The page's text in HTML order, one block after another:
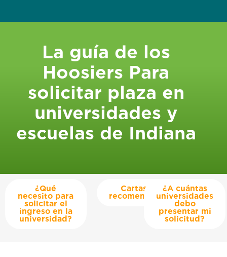
La guía de los
Hoosiers Para
solicitar plaza en
universidades y
escuelas de Indiana
¿Qué
necesito para
solicitar el
ingreso en la
universidad?
Cartas de
recomendación
¿A cuántas
universidades
debo
presentar mi
solicitud?